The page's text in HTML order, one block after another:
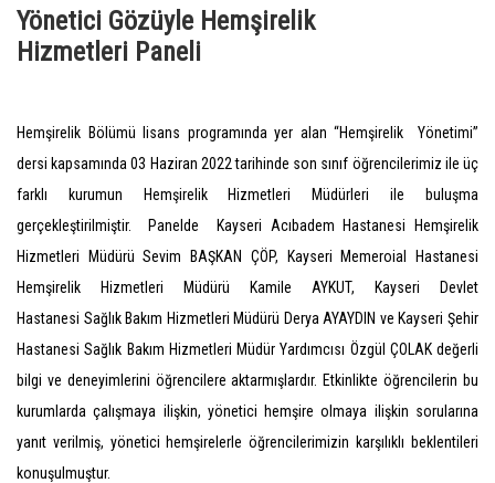
Yönetici Gözüyle Hemşirelik
Hizmetleri Paneli
Hemşirelik Bölümü lisans programında yer alan “Hemşirelik Yönetimi”
dersi kapsamında 03 Haziran 2022 tarihinde son sınıf öğrencilerimiz ile üç
farklı kurumun Hemşirelik Hizmetleri Müdürleri ile buluşma
gerçekleştirilmiştir. Panelde Kayseri Acıbadem Hastanesi Hemşirelik
Hizmetleri Müdürü Sevim BAŞKAN ÇÖP, Kayseri Memeroial Hastanesi
Hemşirelik Hizmetleri Müdürü Kamile AYKUT, Kayseri Devlet
Hastanesi Sağlık Bakım Hizmetleri Müdürü Derya AYAYDIN ve Kayseri Şehir
Hastanesi Sağlık Bakım Hizmetleri Müdür Yardımcısı Özgül ÇOLAK değerli
bilgi ve deneyimlerini öğrencilere aktarmışlardır. Etkinlikte öğrencilerin bu
kurumlarda çalışmaya ilişkin, yönetici hemşire olmaya ilişkin sorularına
yanıt verilmiş, yönetici hemşirelerle öğrencilerimizin karşılıklı beklentileri
konuşulmuştur.